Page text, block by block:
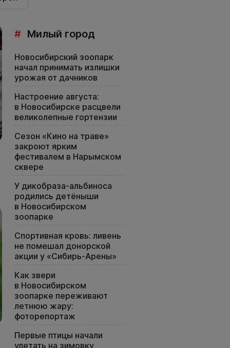
# Милый город
Новосибирский зоопарк
начал принимать излишки
урожая от дачников
Настроение августа:
в Новосибирске расцвели
великолепные гортензии
Сезон «Кино на траве»
закроют ярким
фестивалем в Нарымском
сквере
У дикобраза-альбиноса
родились детёныши
в Новосибирском
зоопарке
Спортивная кровь: ливень
не помешал донорской
акции у «Сибирь-Арены»
Как звери
в Новосибирском
зоопарке переживают
летнюю жару:
фоторепортаж
Первые птицы начали
улетать на зимовку